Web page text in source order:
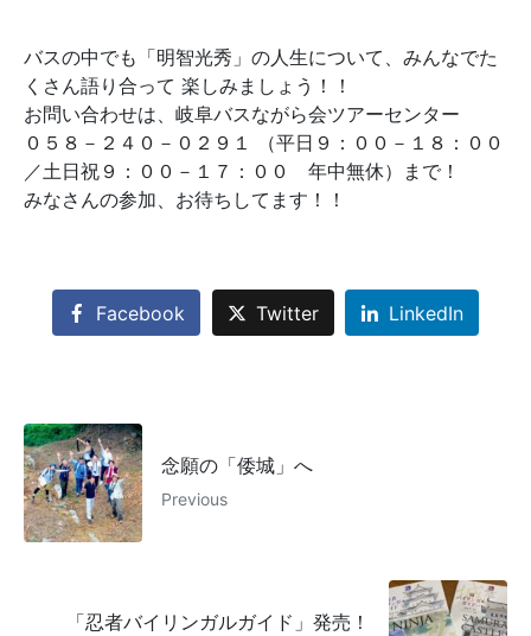
バスの中でも「明智光秀」の人生について、みんなでた
くさん語り合って 楽しみましょう！！
お問い合わせは、岐阜バスながら会ツアーセンター
０５８－２４０－０２９１ （平日９：００－１８：００
／土日祝９：００－１７：００ 年中無休）まで！
みなさんの参加、お待ちしてます！！
Facebook Twitter LinkedIn
念願の「倭城」へ
Previous
「忍者バイリンガルガイド」発売！